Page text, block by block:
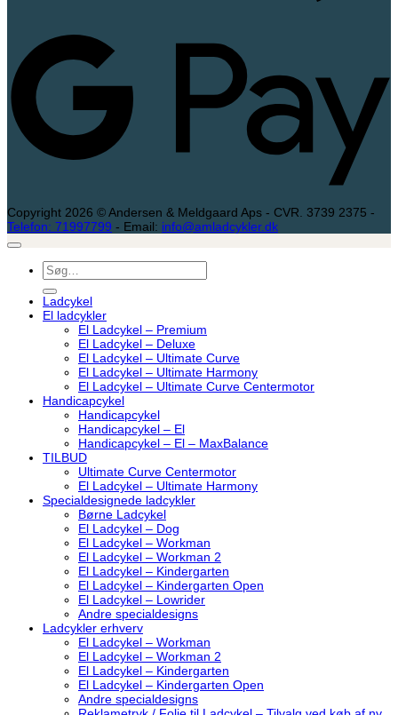
Copyright 2026 © Andersen & Meldgaard Aps - CVR. 3739 2375 -
Telefon: 71997799 - Email: info@amladcykler.dk
Søg
efter:
Ladcykel
El ladcykler
El Ladcykel – Premium
El Ladcykel – Deluxe
El Ladcykel – Ultimate Curve
El Ladcykel – Ultimate Harmony
El Ladcykel – Ultimate Curve Centermotor
Handicapcykel
Handicapcykel
Handicapcykel – El
Handicapcykel – El – MaxBalance
TILBUD
Ultimate Curve Centermotor
El Ladcykel – Ultimate Harmony
Specialdesignede ladcykler
Børne Ladcykel
El Ladcykel – Dog
El Ladcykel – Workman
El Ladcykel – Workman 2
El Ladcykel – Kindergarten
El Ladcykel – Kindergarten Open
El Ladcykel – Lowrider
Andre specialdesigns
Ladcykler erhverv
El Ladcykel – Workman
El Ladcykel – Workman 2
El Ladcykel – Kindergarten
El Ladcykel – Kindergarten Open
Andre specialdesigns